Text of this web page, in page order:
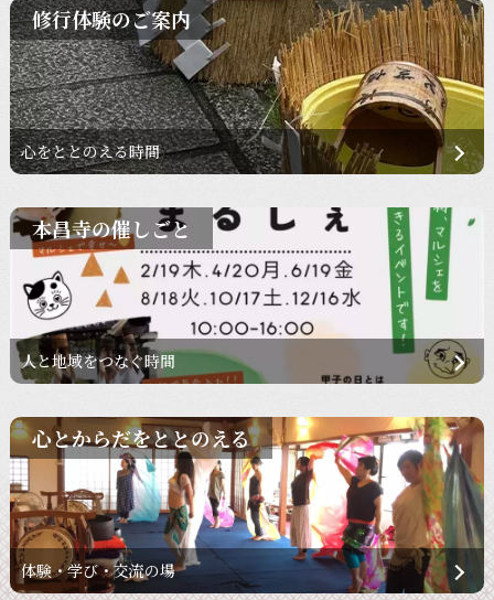
修行体験のご案内
心をととのえる時間
本昌寺の催しごと
人と地域をつなぐ時間
心とからだをととのえる
体験・学び・交流の場